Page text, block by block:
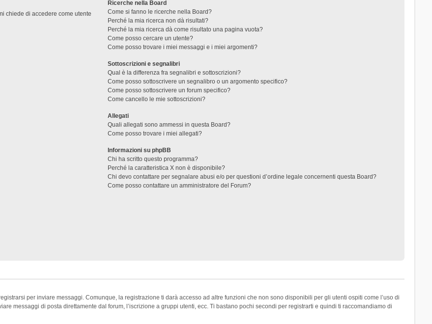
chiede di accedere come utente
Ricerche nella Board
Come si fanno le ricerche nella Board?
Perché la mia ricerca non dà risultati?
Perché la mia ricerca dà come risultato una pagina vuota?
Come posso cercare un utente?
Come posso trovare i miei messaggi e i miei argomenti?
Sottoscrizioni e segnalibri
Qual è la differenza fra segnalibri e sottoscrizioni?
Come posso sottoscrivere un segnalibro o un argomento specifico?
Come posso sottoscrivere un forum specifico?
Come cancello le mie sottoscrizioni?
Allegati
Quali allegati sono ammessi in questa Board?
Come posso trovare i miei allegati?
Informazioni su phpBB
Chi ha scritto questo programma?
Perché la caratteristica X non è disponibile?
Chi devo contattare per segnalare abusi e/o per questioni d’ordine legale concernenti questa Board?
Come posso contattare un amministratore del Forum?
per inviare messaggi. Comunque, la registrazione ti darà accesso ad altre funzioni che non sono disponibili per gli utenti ospiti come l’uso di
messaggi di posta direttamente dal forum, l’iscrizione a gruppi utenti, ecc. Ti bastano pochi secondi per registrarti e quindi ti raccomandiamo di